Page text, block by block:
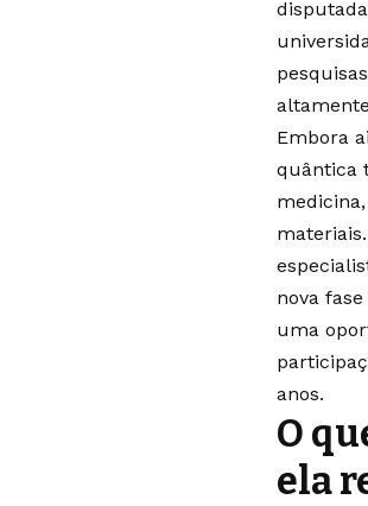
Embora
quântica
nova
uma
anos.
O
ela